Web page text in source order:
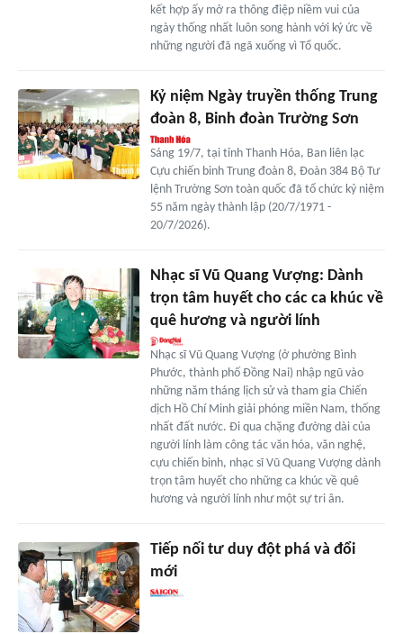
kết hợp ấy mở ra thông điệp niềm vui của
ngày thống nhất luôn song hành với ký ức về
những người đã ngã xuống vì Tổ quốc.
Kỷ niệm Ngày truyền thống Trung
đoàn 8, Binh đoàn Trường Sơn
Sáng 19/7, tại tỉnh Thanh Hóa, Ban liên lạc
Cựu chiến binh Trung đoàn 8, Đoàn 384 Bộ Tư
lệnh Trường Sơn toàn quốc đã tổ chức kỷ niệm
55 năm ngày thành lập (20/7/1971 -
20/7/2026).
Nhạc sĩ Vũ Quang Vượng: Dành
trọn tâm huyết cho các ca khúc về
quê hương và người lính
Nhạc sĩ Vũ Quang Vượng (ở phường Bình
Phước, thành phố Đồng Nai) nhập ngũ vào
những năm tháng lịch sử và tham gia Chiến
dịch Hồ Chí Minh giải phóng miền Nam, thống
nhất đất nước. Đi qua chặng đường dài của
người lính làm công tác văn hóa, văn nghệ,
cựu chiến binh, nhạc sĩ Vũ Quang Vượng dành
trọn tâm huyết cho những ca khúc về quê
hương và người lính như một sự tri ân.
Tiếp nối tư duy đột phá và đổi
mới